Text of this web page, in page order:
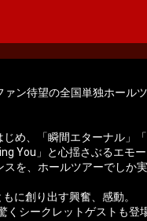
ァン待望の全国単独ホール
め、「瞬間エターナル」
You」と心揺さぶるエモ
を、ホールツアーでしか
に創り出す興奮、感動。
くシークレットゲストも登